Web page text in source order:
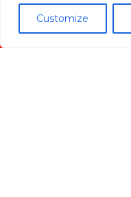
Customize